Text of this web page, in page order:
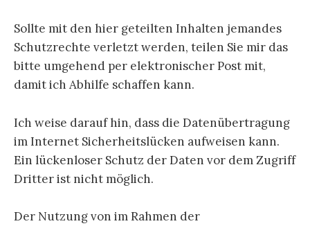
Sollte mit den hier geteilten Inhalten jemandes
Schutzrechte verletzt werden, teilen Sie mir das
bitte umgehend per elektronischer Post mit,
damit ich Abhilfe schaffen kann.
Ich weise darauf hin, dass die Datenübertragung
im Internet Sicherheitslücken aufweisen kann.
Ein lückenloser Schutz der Daten vor dem Zugriff
Dritter ist nicht möglich.
Der Nutzung von im Rahmen der